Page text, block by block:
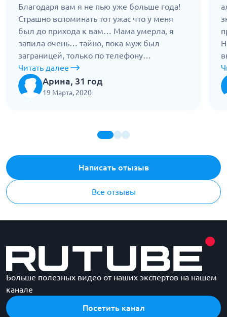
Благодаря вам я не пью уже больше года!
Страшно вспоминать тот ужас что у меня
был до прихода к вам… Мама умерла, я
запила очень… тайно, пока муж был
заграницей, только по телефону
созванивались. Ужаснулась, когда поняла
что он скоро вернется, а я на себя не
похожа(( Пришла к доктору он меня
через неделю мне было уже намного
лучше. А потом рассказал о кодировании
женщин от алкоголизма, что это безопасно
и как вообще работает. Согласилась,
тысяч. Еще походила на психотерапию, хочу
отдельно поблагодарить Елену Боярскую за
Читать далее
Арина, 31 год
19 Марта, 2020
Написать отызыв
Все отзывы
Больше полезных видео от наших экспертов на нашем
канале
Посетить канал